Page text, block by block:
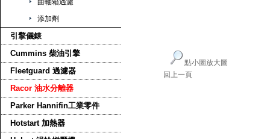
點小圖放大圖
回上一頁
曲軸箱過濾
添加劑
引擎儀錶
Cummins 柴油引擎
Fleetguard 過濾器
Racor 油水分離器
Parker Hannifin工業零件
Hotstart 加熱器